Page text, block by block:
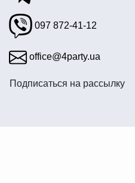
097 872-41-12
office@4party.ua
Подписаться на рассылку